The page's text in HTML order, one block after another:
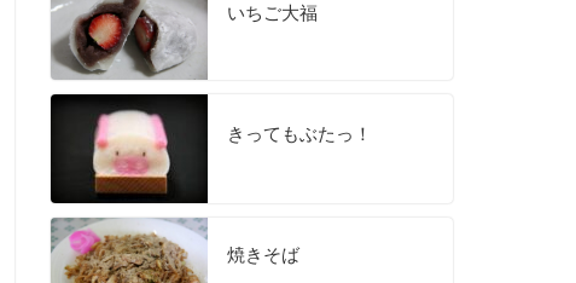
いちご大福
きってもぶたっ！
焼きそば